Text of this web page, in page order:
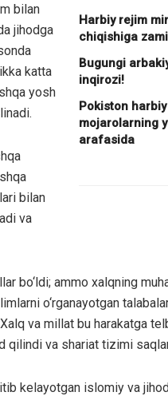
Harbiy rejim
chiqishiga
Bugungi
inqirozi!
Pokiston
mojarolarning
arafasida
bilan
jihodga
katta
yosh
bilan
va
bo‘ldi; ammo xalqning
o‘rganayotgan
va millat bu harakatga
qilindi va shariat tizimi
kelayotgan islomiy va